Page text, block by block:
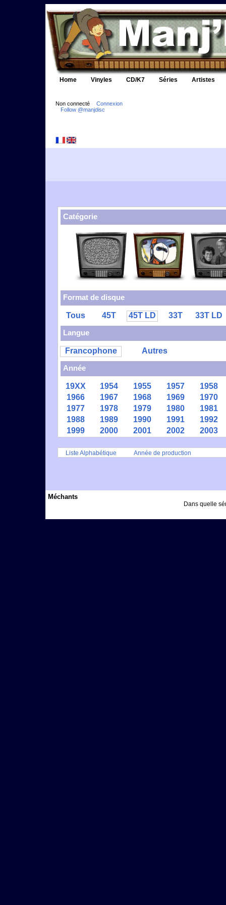
Home Vinyles CD/K7 Séries Artistes
Non connecté
Connexion
Follow @manjdisc
Catégorie
Format de disque
Tous 45T 45T LD 33T
33T LD
Langue
Francophone
Autres
Année
19XX 1954 1955 1957
1958
1966
1967 1968 1969
1970
1977
1978 1979 1980
1981
1988
1989 1990 1991
1992
1999
2000 2001 2002 2003
Liste Alphabétique Année de production
Méchants
Dans quelle